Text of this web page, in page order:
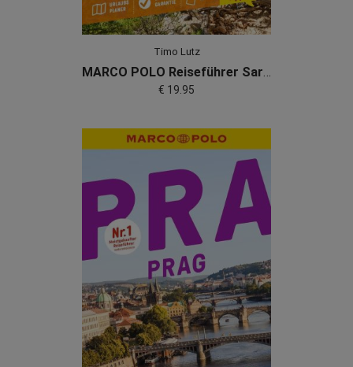
Timo Lutz
MARCO POLO Reiseführer Sardinien
€ 19.95